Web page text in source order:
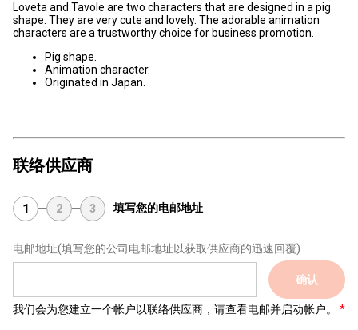
Loveta and Tavole are two characters that are designed in a pig
shape. They are very cute and lovely. The adorable animation
characters are a trustworthy choice for business promotion.
Pig shape.
Animation character.
Originated in Japan.
联络供应商
1 2 3 填写您的电邮地址
电邮地址(填写您的公司电邮地址以获取供应商的迅速回覆)
确认
我们会为您建立一个帐户以联络供应商，请查看电邮并启动帐户。